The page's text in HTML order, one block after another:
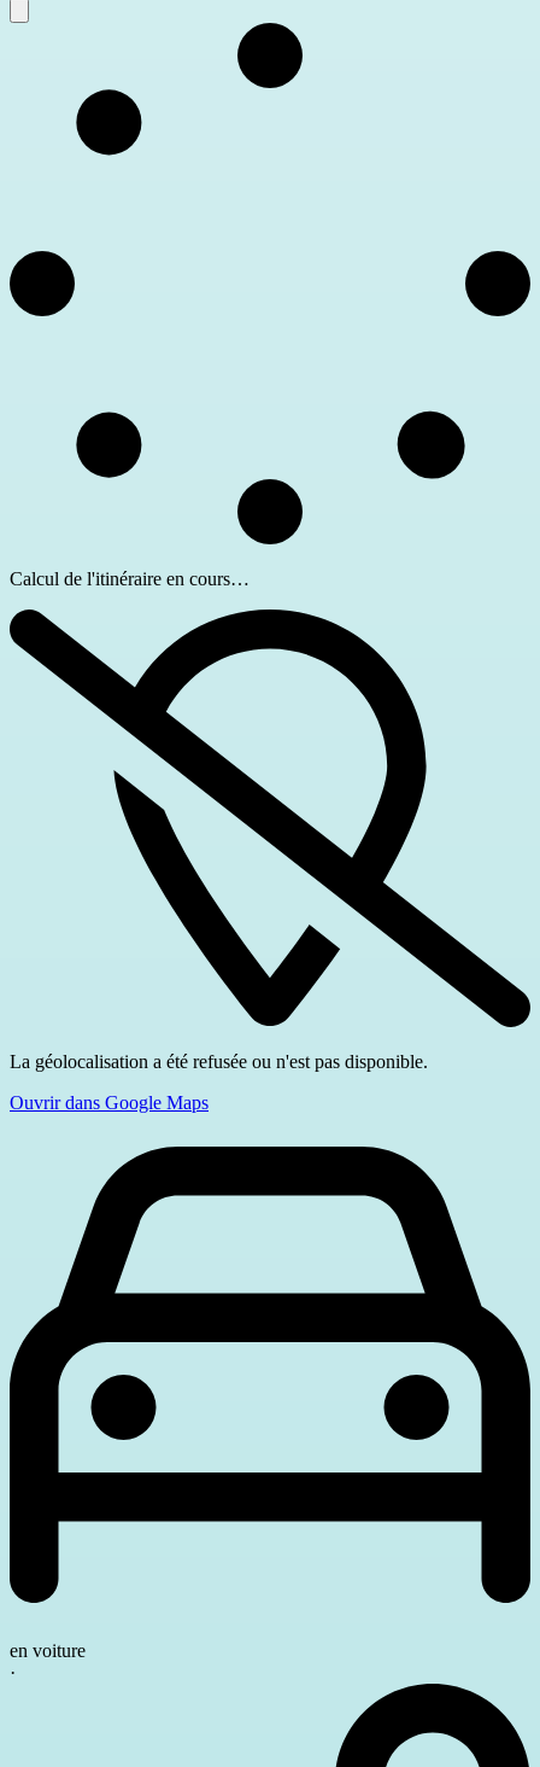
Calcul de l'itinéraire en cours…
La géolocalisation a été refusée ou n'est pas disponible.
Ouvrir dans Google Maps
en voiture
·